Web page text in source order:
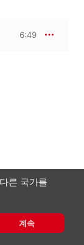
6:49
른 국가를
계속